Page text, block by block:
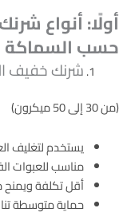
أولًا: أنواع
حسب السماكة
شرنك خفيف
(من 30 إلى 50 ميكرون)
يستخدم لتغليف
مناسب للعبوات
أقل تكلفة ويمنح
حماية متوسطة